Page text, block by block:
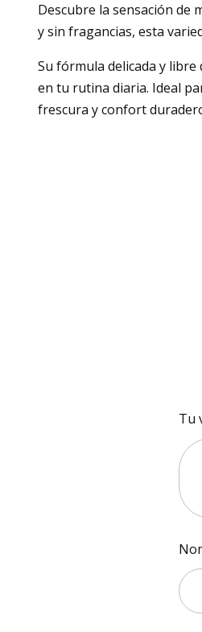
Descubre la sensación de
y sin fragancias, esta
Su fórmula delicada y
en tu rutina diaria. Ideal
frescura y confort
Tu